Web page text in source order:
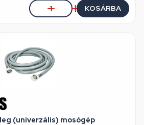
KOSÁRBA
(univerzális) mosógép